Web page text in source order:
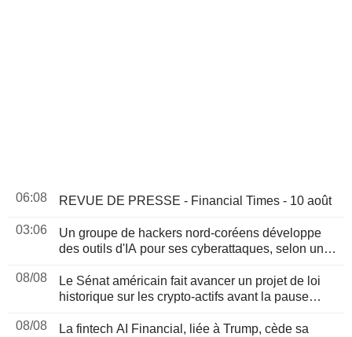
06:08 REVUE DE PRESSE - Financial Times - 10 août
03:06
Un groupe de hackers nord-coréens développe
des outils d'IA pour ses cyberattaques, selon un
08/08
Le Sénat américain fait avancer un projet de loi
historique sur les crypto-actifs avant la pause
08/08
La fintech AI Financial, liée à Trump, cède sa